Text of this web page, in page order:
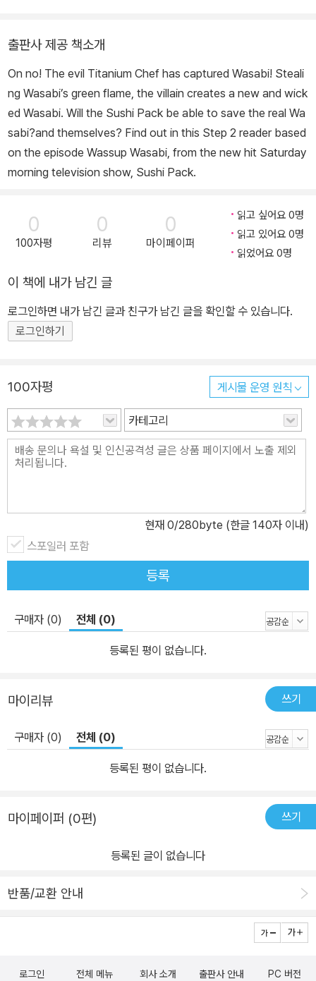
출판사 제공 책소개
On no! The evil Titanium Chef has captured Wasabi! Steali
ng Wasabi’s green flame, the villain creates a new and wick
ed Wasabi. Will the Sushi Pack be able to save the real Wa
sabi?and themselves? Find out in this Step 2 reader based
on the episode Wassup Wasabi, from the new hit Saturday
morning television show, Sushi Pack.
0
100자평
0
리뷰
0
마이페이퍼
읽고 싶어요 0명
읽고 있어요 0명
읽었어요 0명
이 책에 내가 남긴 글
로그인하면 내가 남긴 글과 친구가 남긴 글을 확인할 수 있습니다.
로그인하기
100자평 게시물 운영 원칙
카테고리
현재 0/280byte (한글 140자 이내)
스포일러 포함
등록
구매자 (0) 전체 (0)
등록된 평이 없습니다.
마이리뷰 쓰기
구매자 (0) 전체 (0)
등록된 평이 없습니다.
마이페이퍼 (0편) 쓰기
등록된 글이 없습니다
반품/교환 안내
로그인 전체 메뉴 회사 소개 출판사 안내 PC 버전